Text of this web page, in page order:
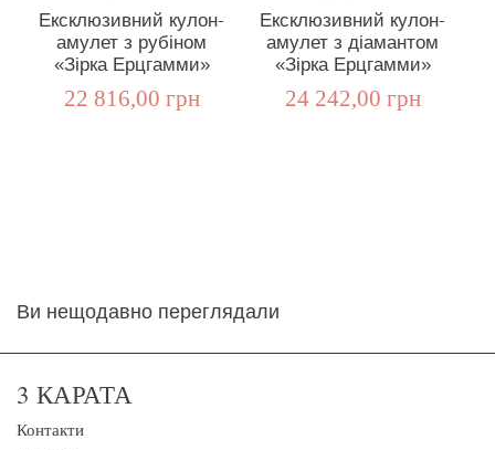
Ексклюзивний кулон-
амулет з рубіном
«Зірка Ерцгамми»
22 816,00 грн
Ексклюзивний кулон-
амулет з діамантом
«Зірка Ерцгамми»
24 242,00 грн
Ви нещодавно переглядали
3 КАРАТА
Контакти